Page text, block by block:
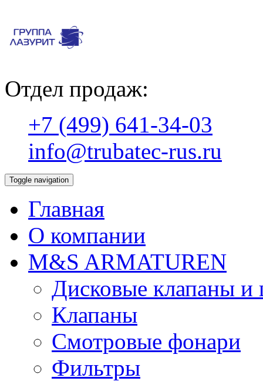
Отдел продаж:
+7 (499) 641-34-03
info@trubatec-rus.ru
Toggle navigation
Главная
О компании
М&S ARMATUREN
Дисковые клапаны
Клапаны
Смотровые фонари
Фильтры